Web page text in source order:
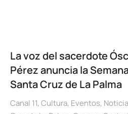
La voz del sacerdote
Pérez anuncia la
Santa Cruz de La Palma
Canal 11, Cultura, Eventos,